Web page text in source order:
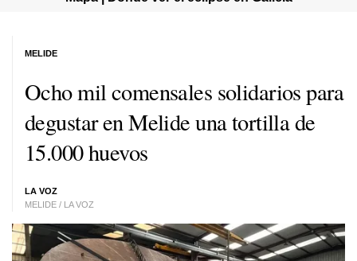
Ocho mil comensales solidarios para
degustar en Melide una tortilla de
15.000 huevos
LA VOZ
MELIDE / LA VOZ
MELIDE